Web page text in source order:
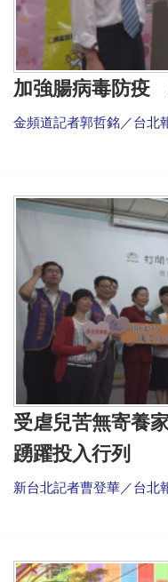
加強腸病毒防疫
金頻道記者郭哲銘／台北
受虐兒苦無寄養
踴躍投入行列
新台北記者曹登華／台北